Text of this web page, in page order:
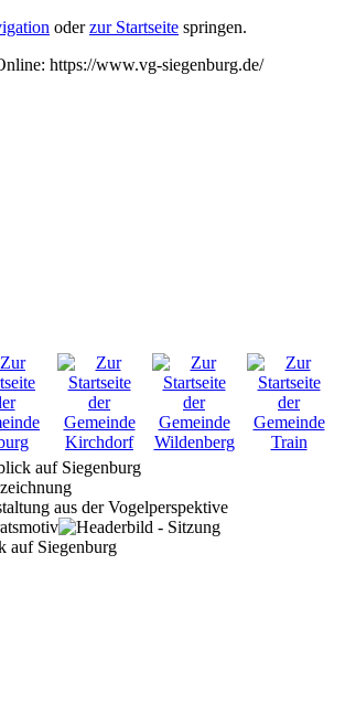
oderzur Startseite springen.
https://www.vg-siegenburg.de/